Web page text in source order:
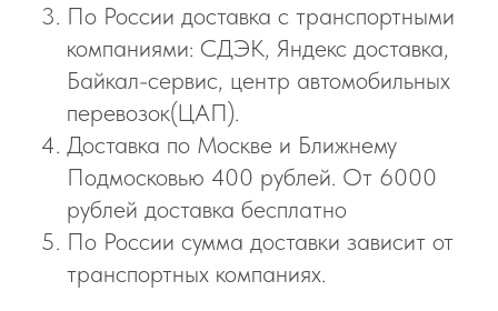
По России доставка с транспортными
компаниями: СДЭК, Яндекс доставка,
Байкал-сервис, центр автомобильных
перевозок(ЦАП).
Доставка по Москве и Ближнему
Подмосковью 400 рублей. От 6000
рублей доставка бесплатно
По России сумма доставки зависит от
транспортных компаниях.